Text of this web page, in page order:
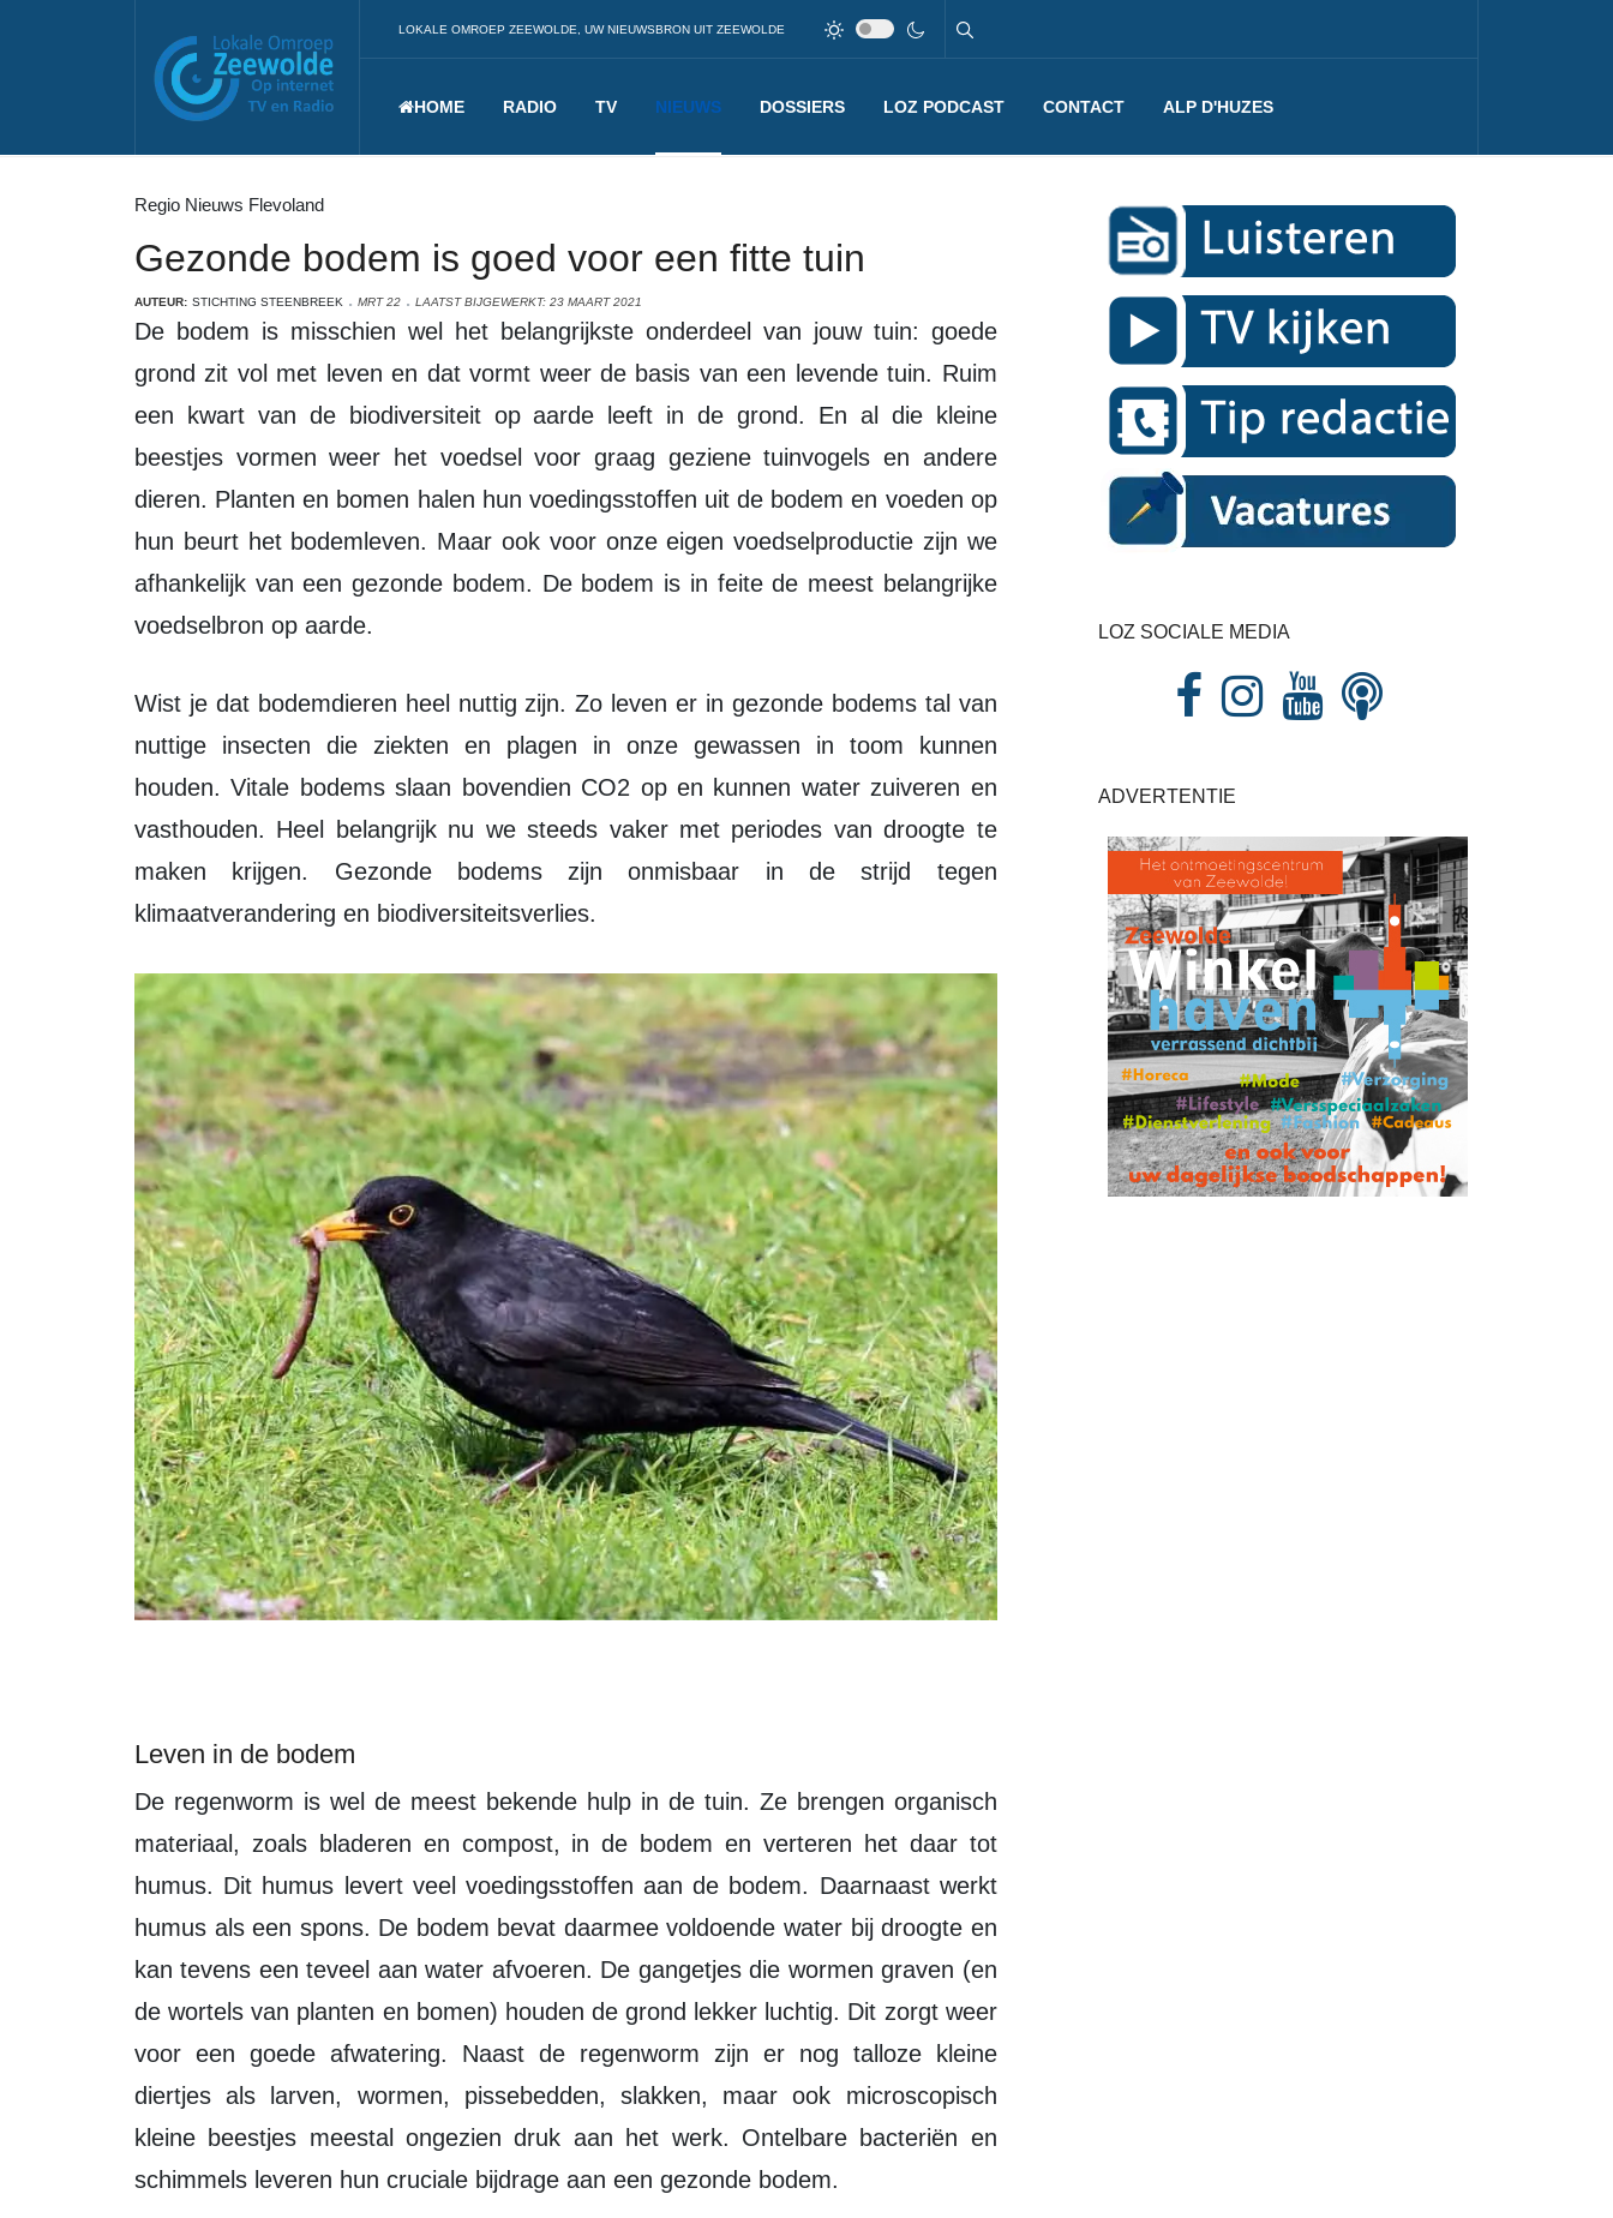
LOKALE OMROEP ZEEWOLDE, UW NIEUWSBRON UIT ZEEWOLDE
HOME RADIO TV NIEUWS DOSSIERS LOZ PODCAST CONTACT ALP D'HUZES
Regio Nieuws Flevoland
Gezonde bodem is goed voor een fitte tuin
AUTEUR: STICHTING STEENBREEK MRT 22 LAATST BIJGEWERKT: 23 MAART 2021
De bodem is misschien wel het belangrijkste onderdeel van jouw tuin: goede
grond zit vol met leven en dat vormt weer de basis van een levende tuin. Ruim
een kwart van de biodiversiteit op aarde leeft in de grond. En al die kleine
beestjes vormen weer het voedsel voor graag geziene tuinvogels en andere
dieren. Planten en bomen halen hun voedingsstoffen uit de bodem en voeden op
hun beurt het bodemleven. Maar ook voor onze eigen voedselproductie zijn we
afhankelijk van een gezonde bodem. De bodem is in feite de meest belangrijke
voedselbron op aarde.
Wist je dat bodemdieren heel nuttig zijn. Zo leven er in gezonde bodems tal van
nuttige insecten die ziekten en plagen in onze gewassen in toom kunnen
houden. Vitale bodems slaan bovendien CO2 op en kunnen water zuiveren en
vasthouden. Heel belangrijk nu we steeds vaker met periodes van droogte te
maken krijgen. Gezonde bodems zijn onmisbaar in de strijd tegen
klimaatverandering en biodiversiteitsverlies.
Leven in de bodem
De regenworm is wel de meest bekende hulp in de tuin. Ze brengen organisch
materiaal, zoals bladeren en compost, in de bodem en verteren het daar tot
humus. Dit humus levert veel voedingsstoffen aan de bodem. Daarnaast werkt
humus als een spons. De bodem bevat daarmee voldoende water bij droogte en
kan tevens een teveel aan water afvoeren. De gangetjes die wormen graven (en
de wortels van planten en bomen) houden de grond lekker luchtig. Dit zorgt weer
voor een goede afwatering. Naast de regenworm zijn er nog talloze kleine
diertjes als larven, wormen, pissebedden, slakken, maar ook microscopisch
kleine beestjes meestal ongezien druk aan het werk. Ontelbare bacteriën en
schimmels leveren hun cruciale bijdrage aan een gezonde bodem.
LOZ SOCIALE MEDIA
ADVERTENTIE